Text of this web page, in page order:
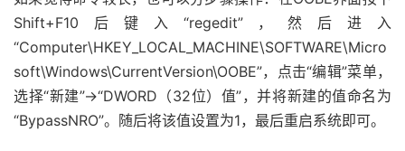
Shift+F10后键入“regedit”，然后进入
“Computer\HKEY_LOCAL_MACHINE\SOFTWARE\Micro
soft\Windows\CurrentVersion\OOBE”，点击“编辑”菜单，
选择“新建”->“DWORD（32位）值”，并将新建的值命名为
“BypassNRO”。随后将该值设置为1，最后重启系统即可。